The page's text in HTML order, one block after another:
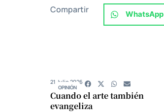
Compartir WhatsApp
OPINIÓN
Cuando el arte también
evangeliza
21 Julio 2026